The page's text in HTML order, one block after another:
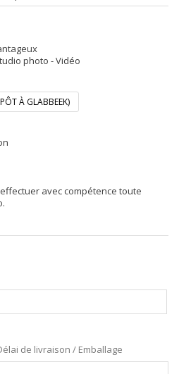
photo - Vidéo
À GLABBEEK)
avec compétence toute
de livraison / Emballage